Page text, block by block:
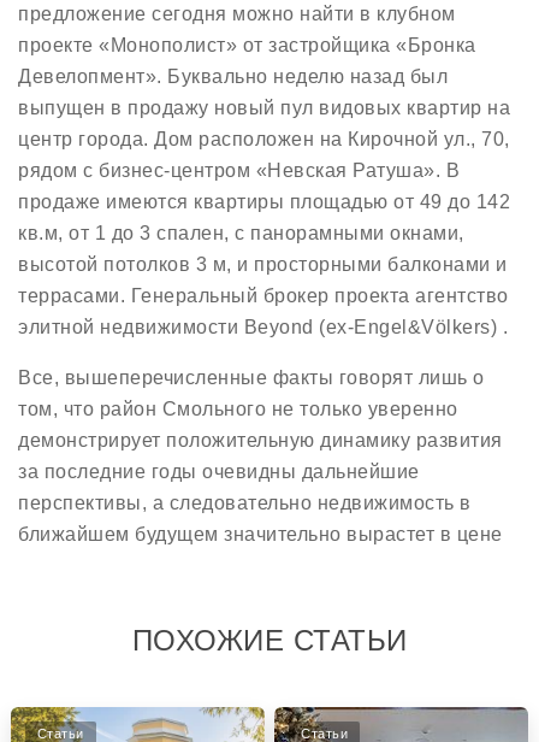
предложение сегодня можно найти в клубном
проекте «Монополист» от застройщика «Бронка
Девелопмент». Буквально неделю назад был
выпущен в продажу новый пул видовых квартир на
центр города. Дом расположен на Кирочной ул., 70,
рядом с бизнес-центром «Невская Ратуша». В
продаже имеются квартиры площадью от 49 до 142
кв.м, от 1 до 3 спален, с панорамными окнами,
высотой потолков 3 м, и просторными балконами и
террасами. Генеральный брокер проекта агентство
элитной недвижимости Beyond (ex-Engel&Völkers) .
Все, вышеперечисленные факты говорят лишь о
том, что район Смольного не только уверенно
демонстрирует положительную динамику развития
за последние годы очевидны дальнейшие
перспективы, а следовательно недвижимость в
ближайшем будущем значительно вырастет в цене
ПОХОЖИЕ СТАТЬИ
Статьи Статьи